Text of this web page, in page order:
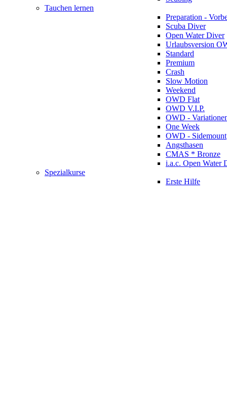
Tauchen lernen
Preparation -
Scuba Diver
Open Water Diver
Urlaubsversion
Standard
Premium
Crash
Slow Motion
Weekend
OWD Flat
OWD V.I.P.
OWD -
One Week
OWD - Sidemount
Angsthasen
CMAS * Bronze
i.a.c. Open Water
Spezialkurse
Erste Hilfe